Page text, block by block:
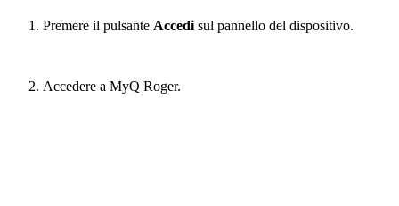
Premere il pulsante Accedi sul pannello del dispositivo.
Accedere a MyQ Roger.